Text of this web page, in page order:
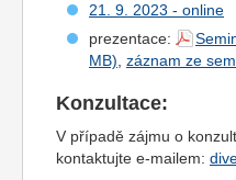
21. 9. 2023 - online
prezentace:
, záznam ze
Konzultace:
V případě zájmu o
kontaktujte e-mailem: